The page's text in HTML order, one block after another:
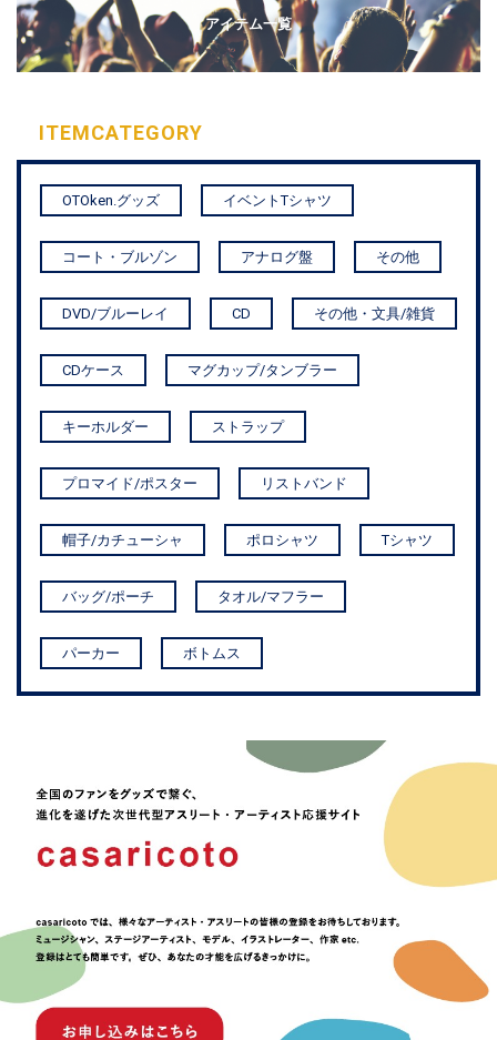
アイテム一覧
ITEMCATEGORY
OTOken.グッズ イベントTシャツ
コート・ブルゾン アナログ盤 その他
DVD/ブルーレイ CD その他・文具/雑貨
CDケース マグカップ/タンブラー
キーホルダー ストラップ
プロマイド/ポスター リストバンド
帽子/カチューシャ ポロシャツ Tシャツ
バッグ/ポーチ タオル/マフラー
パーカー ボトムス